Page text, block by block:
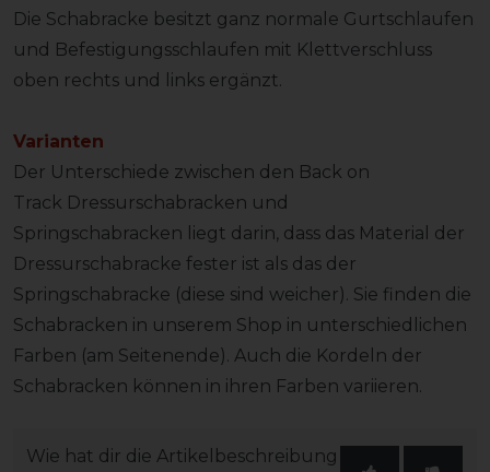
Die Schabracke besitzt ganz normale Gurtschlaufen
und Befestigungsschlaufen mit Klettverschluss
oben rechts und links ergänzt.
Varianten
Der Unterschiede zwischen den Back on
Track Dressurschabracken und
Springschabracken liegt darin, dass das Material der
Dressurschabracke fester ist als das der
Springschabracke (diese sind weicher). Sie finden die
Schabracken in unserem Shop in unterschiedlichen
Farben (am Seitenende). Auch die Kordeln der
Schabracken können in ihren Farben variieren.
Wie hat dir die Artikelbeschreibung